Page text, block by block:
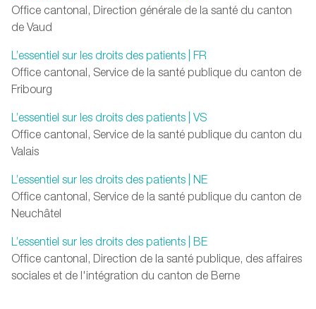
Office cantonal, Direction générale de la santé du canton
de Vaud
L’essentiel sur les droits des patients | FR
Office cantonal, Service de la santé publique du canton de
Fribourg
L’essentiel sur les droits des patients | VS
Office cantonal, Service de la santé publique du canton du
Valais
L’essentiel sur les droits des patients | NE
Office cantonal, Service de la santé publique du canton de
Neuchâtel
L’essentiel sur les droits des patients | BE
Office cantonal, Direction de la santé publique, des affaires
sociales et de l'intégration du canton de Berne